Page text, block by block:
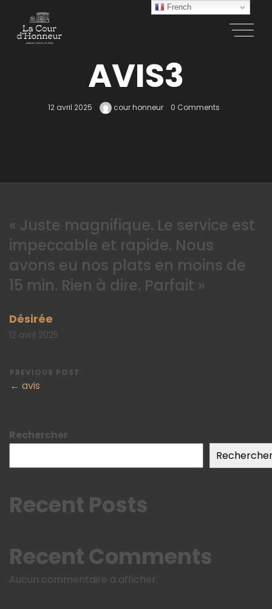
AVIS3
12 avril 2025 cour honneur 0 Comments
« Juste magnifique. Le service est
impeccable et rapide. Nous
avons eu nos plats en moins de
15 min. Rien à dire. Parfait »
Désirée
12 avril 2025
PREVIOUS POST
← avis
Rechercher
Recent Posts
Recent Comments
Aucun commentaire à afficher.
French